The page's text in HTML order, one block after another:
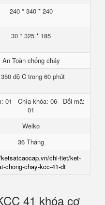
240 * 340 * 240
30 * 325 * 185
An Toàn chống cháy
độ C trong 60 phút
01 - Chìa khóa: 06 - Đổi mã:
01
Welko
36 Tháng
chi-tiet/ket-
chong-chay-kcc-41-dt
41 khóa cơ